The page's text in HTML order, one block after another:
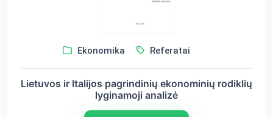
Ekonomika Referatai
Lietuvos ir Italijos pagrindinių ekonominių rodiklių
lyginamoji analizė